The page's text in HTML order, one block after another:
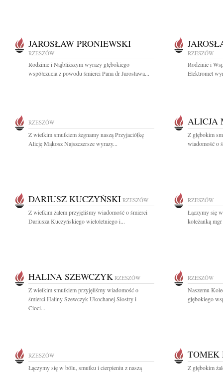
JAROSŁAW PRONIEWSKI
RZESZÓW
Rodzinie i Najbliższym wyrazy głębokiego
współczucia z powodu śmierci Pana dr Jarosława...
RZESZÓW
Rodzinie i
Elektromet
RZESZÓW
Z wielkim smutkiem żegnamy naszą Przyjaciółkę
Alicję Mąkosz Najszczersze wyrazy...
ALICJA
Z głębokim
wiadomość o
DARIUSZ KUCZYŃSKI RZESZÓW
Z wielkim żalem przyjęliśmy wiadomość o śmierci
Dariusza Kuczyńskiego wieloletniego i...
RZESZÓW
Łączymy się
koleżanką
HALINA SZEWCZYK RZESZÓW
Z wielkim smutkiem przyjęliśmy wiadomość o
śmierci Haliny Szewczyk Ukochanej Siostry i
Cioci...
RZESZÓW
Naszemu
głębokiego
RZESZÓW
Łączymy się w bólu, smutku i cierpieniu z naszą
TOMEK
Z głębokim